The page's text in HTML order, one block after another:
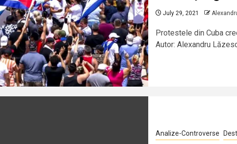
July 29, 2021
Protestele din Cuba
Autor: Alexandru
Analize-Controverse